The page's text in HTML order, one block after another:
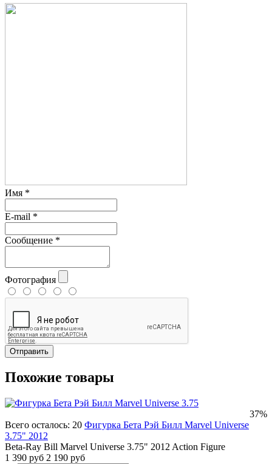
Имя *
E-mail *
Сообщение *
Фотография
Отправить
Похожие товары
37%
Всего осталось: 20 Фигурка Бета Рэй Билл Marvel Universe
3.75" 2012
Beta-Ray Bill Marvel Universe 3.75" 2012 Action Figure
1 390 руб 2 190 руб